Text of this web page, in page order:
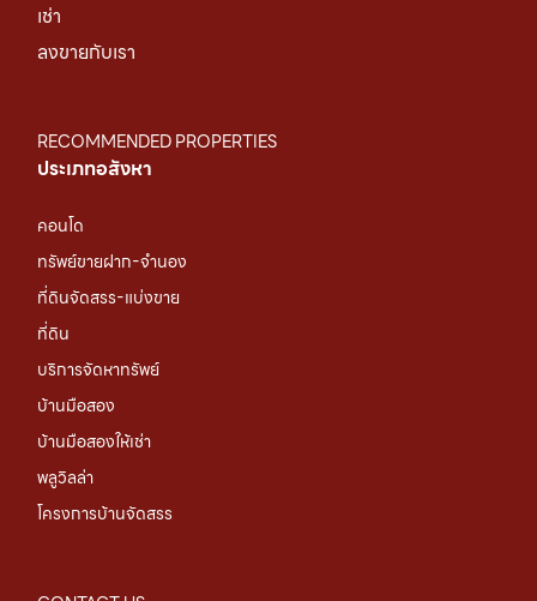
เช่า
ลงขายกับเรา
RECOMMENDED PROPERTIES
ประเภทอสังหา
คอนโด
ทรัพย์ขายฝาก-จำนอง
ที่ดินจัดสรร-แบ่งขาย
ที่ดิน
บริการจัดหาทรัพย์
บ้านมือสอง
บ้านมือสองให้เช่า
พลูวิลล่า
โครงการบ้านจัดสรร